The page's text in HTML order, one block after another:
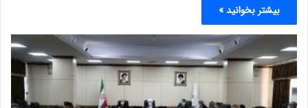
بیشتر بخوانید »